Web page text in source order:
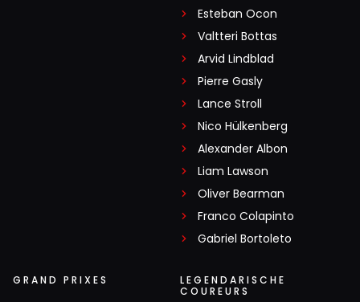
Esteban Ocon
Valtteri Bottas
Arvid Lindblad
Pierre Gasly
Lance Stroll
Nico Hülkenberg
Alexander Albon
Liam Lawson
Oliver Bearman
Franco Colapinto
Gabriel Bortoleto
GRAND PRIXES
LEGENDARISCHE
COUREURS